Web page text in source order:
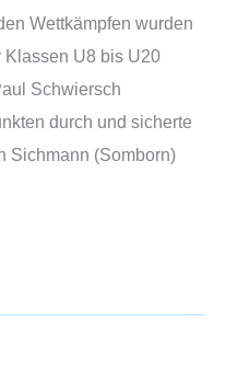
Wettkämpfen wurden
U8 bis U20
Schwiersch
durch und sicherte
Sichmann (Somborn)